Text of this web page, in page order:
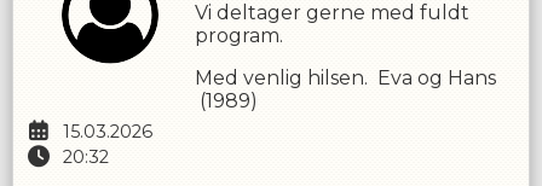
15.03.2026
20:32
Vi deltager gerne med fuldt
program.
Med venlig hilsen. Eva og Hans
(1989)